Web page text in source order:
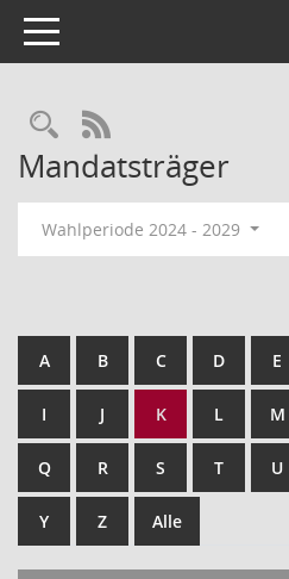
Toggle navigation
Rechercheauswahl
RSS-Feed
Mandatsträger
Wahlperiode 2024 - 2029
A B C D E
I J K L M
Q R S T U
Y Z Alle